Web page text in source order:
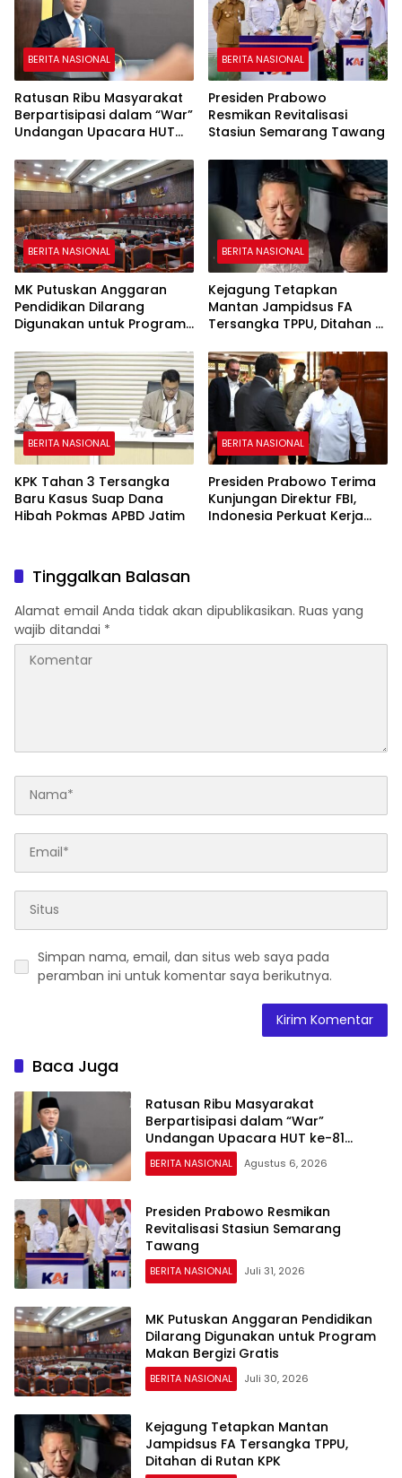
BERITA NASIONAL
Ratusan Ribu Masyarakat
Berpartisipasi dalam “War”
Undangan Upacara HUT
BERITA NASIONAL
Presiden Prabowo
Resmikan Revitalisasi
Stasiun Semarang Tawang
BERITA NASIONAL
MK Putuskan Anggaran
Pendidikan Dilarang
Digunakan untuk Program
BERITA NASIONAL
Kejagung Tetapkan
Mantan Jampidsus FA
Tersangka TPPU, Ditahan di
BERITA NASIONAL
KPK Tahan 3 Tersangka
Baru Kasus Suap Dana
Hibah Pokmas APBD Jatim
BERITA NASIONAL
Presiden Prabowo Terima
Kunjungan Direktur FBI,
Indonesia Perkuat Kerja
Tinggalkan Balasan
Alamat email Anda tidak akan dipublikasikan. Ruas yang
wajib ditandai *
Simpan nama, email, dan situs web saya pada
peramban ini untuk komentar saya berikutnya.
Baca Juga
Ratusan Ribu Masyarakat
Berpartisipasi dalam “War”
Undangan Upacara HUT ke-81
Kemerdekaan RI
BERITA NASIONAL Agustus 6, 2026
Presiden Prabowo Resmikan
Revitalisasi Stasiun Semarang
Tawang
BERITA NASIONAL Juli 31, 2026
MK Putuskan Anggaran Pendidikan
Dilarang Digunakan untuk Program
Makan Bergizi Gratis
BERITA NASIONAL Juli 30, 2026
Kejagung Tetapkan Mantan
Jampidsus FA Tersangka TPPU,
Ditahan di Rutan KPK